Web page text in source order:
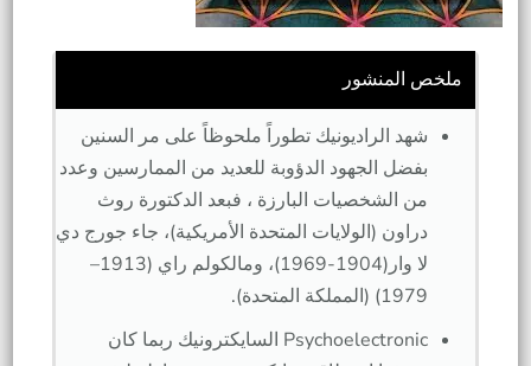
ملخص المنشور
شهد الراديونيك تطوراً ملحوظاً على مر السنين
بفضل الجهود الدؤوبة للعديد من الممارسين وعدد
من الشخصيات البارزة ، فبعد الدكتورة روث
دراون (الولايات المتحدة الأمريكية)، جاء جورج دي
لا وار(1904-1969)، ومالكولم راي (1913–
1979) (المملكة المتحدة).
Psychoelectronic السايكترونيك ربما كان